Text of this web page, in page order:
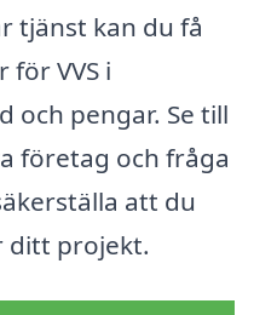
tjänst kan du få
VVS i
och pengar. Se till
företag och fråga
att du
ditt projekt.